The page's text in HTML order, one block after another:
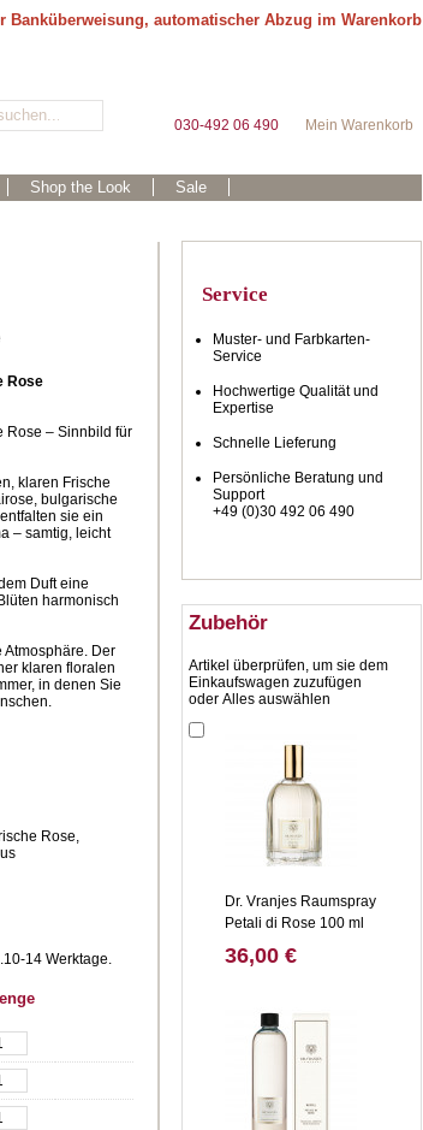
Banküberweisung, automatischer Abzug im Warenkorb
Mein Warenkorb
030-492 06 490
Shop the Look Sale
Rose
Rose – Sinnbild für
klaren Frische
bulgarische
sie ein
– samtig, leicht
Duft eine
harmonisch
Atmosphäre. Der
klaren floralen
in denen Sie
Rose,
14 Werktage.
Service
Muster- und Farbkarten-
Service
Hochwertige Qualität und
Expertise
Schnelle Lieferung
Persönliche Beratung und
Support
+49 (0)30 492 06 490
Zubehör
Artikel überprüfen, um sie dem
Einkaufswagen zuzufügen
oder Alles auswählen
Dr. Vranjes Raumspray
Petali di Rose 100 ml
36,00 €